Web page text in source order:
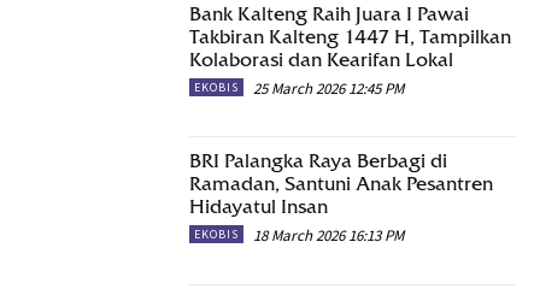
Bank Kalteng Raih Juara I Pawai
Takbiran Kalteng 1447 H, Tampilkan
Kolaborasi dan Kearifan Lokal
EKOBIS 25 March 2026 12:45 PM
BRI Palangka Raya Berbagi di
Ramadan, Santuni Anak Pesantren
Hidayatul Insan
EKOBIS 18 March 2026 16:13 PM